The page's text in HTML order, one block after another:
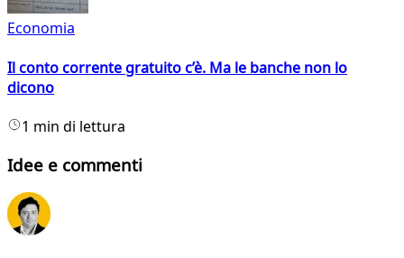
Economia
Il conto corrente gratuito c’è. Ma le banche non lo
dicono
1 min di lettura
Idee e commenti